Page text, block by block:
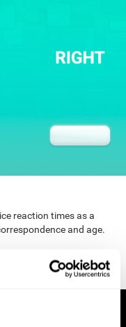
reaction times as a
and age.